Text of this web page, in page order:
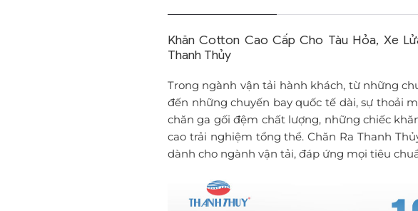
Khăn Cotton Cao Cấp Cho Tàu Hỏa, Xe
Thanh Thủy
Trong ngành vận tải hành khách, từ những
đến những chuyến bay quốc tế dài, sự thoải
chăn ga gối đệm chất lượng, những chiếc
cao trải nghiệm tổng thể. Chăn Ra Thanh
dành cho ngành vận tải, đáp ứng mọi tiêu